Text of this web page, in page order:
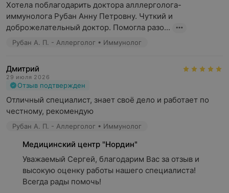
анамнеза, данных, осмотра, лабораторной диагностики.
Поставить диагноз им помогают дополнительные
исследования, которые можно выполнить в центре —
ультразвуковое исследование сосудов головного мозга,
артерий, энцефалография, электронейромиография,
рентгенологическое исследование,
нейроофтальмологическая диагностика.
Хотела поблагодарить доктора алллерголога-
иммунолога Рубан Анну Петровну. Чуткий и
доброжелательный доктор. Помогла разо...
Рубан А. П. - Аллерголог • Иммунолог
Дмитрий
29 июля 2026
Отзыв подтвержден
Отличный специалист, знает своё дело и работает по
честному, рекомендую
Рубан А. П. - Аллерголог • Иммунолог
Медицинский центр "Нордин"
Уважаемый Сергей, благодарим Вас за отзыв и
высокую оценку работы нашего специалиста!
Всегда рады помочь!